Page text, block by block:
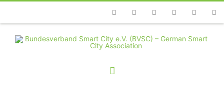
TelefonFacebookTwitterYoutubeInstagramLinkedin